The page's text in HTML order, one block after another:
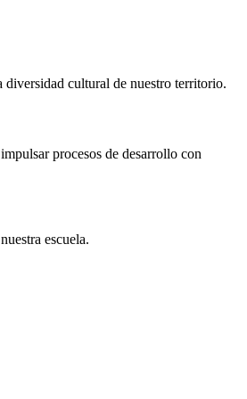
diversidad cultural de nuestro territorio.
procesos de desarrollo con
escuela.